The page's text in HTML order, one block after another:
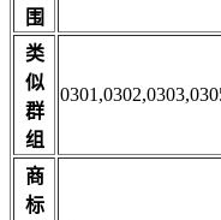
围
类
似
群
组
商
标